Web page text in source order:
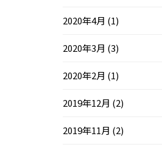
2020年4月 (1)
2020年3月 (3)
2020年2月 (1)
2019年12月 (2)
2019年11月 (2)